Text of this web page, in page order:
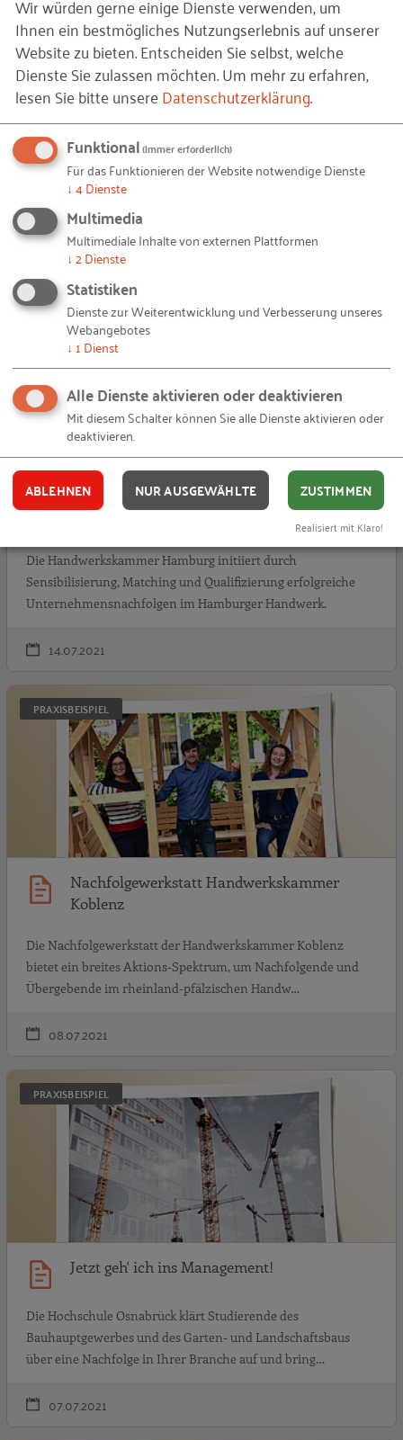
Lausitzer NachfolgeBUS
Täglich fährt der Nachfolgebus der BTU Cottbus-Senftenberg
durch die Region Lausitz, um für Unternehmensnachfolge zu
werben.
30.07.2021
PRAXISBEISPIEL
Nachfolgelotsen für das Hamburger
Die Handwerkskammer Hamburg initiiert durch
Sensibilisierung, Matching und Qualifizierung erfolgreiche
Unternehmensnachfolgen im Hamburger Handwerk.
14.07.2021
PRAXISBEISPIEL
Nachfolgewerkstatt Handwerkskammer
Koblenz
Die Nachfolgewerkstatt der Handwerkskammer Koblenz
bietet ein breites Aktions-Spektrum, um Nachfolgende und
Übergebende im rheinland-pfälzischen Handw…
08.07.2021
PRAXISBEISPIEL
Jetzt geh' ich ins Management!
Die Hochschule Osnabrück klärt Studierende des
Bauhauptgewerbes und des Garten- und Landschaftsbaus
über eine Nachfolge in Ihrer Branche auf und bring…
07.07.2021
Wir würden gerne einige Dienste verwenden, um
Ihnen ein bestmögliches Nutzungserlebnis auf unserer
Website zu bieten. Entscheiden Sie selbst, welche
Dienste Sie zulassen möchten.Um mehr zu erfahren,
lesen Sie bitte unsereDatenschutzerklärung.
Funktional(immer erforderlich)
Für das Funktionieren der Website notwendige Dienste
↓ 4Dienste
Multimedia
Multimediale Inhalte von externen Plattformen
↓ 2Dienste
Statistiken
Dienste zur Weiterentwicklung und Verbesserung unseres
Webangebotes
↓ 1 Dienst
Alle Dienste aktivieren oder deaktivieren
Mit diesem Schalter können Sie alle Dienste aktivieren oder
deaktivieren.
ABLEHNEN NUR AUSGEWÄHLTE ZUSTIMMEN
Realisiert mit Klaro!